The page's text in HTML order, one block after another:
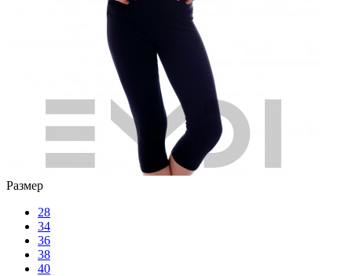
Размер
28
34
36
38
40